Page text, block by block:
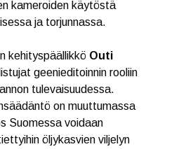
kameroiden käytöstä
ja torjunnassa.
kehityspäällikkö Outi
geenieditoinnin rooliin
tulevaisuudessa.
on muuttumassa
Suomessa voidaan
öljykasvien viljelyn